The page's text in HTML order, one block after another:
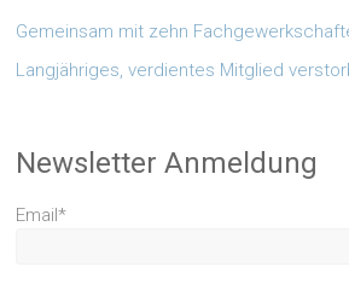
Gemeinsam mit zehn
Langjähriges, verdientes Mitglied
Newsletter Anmeldung
Email*